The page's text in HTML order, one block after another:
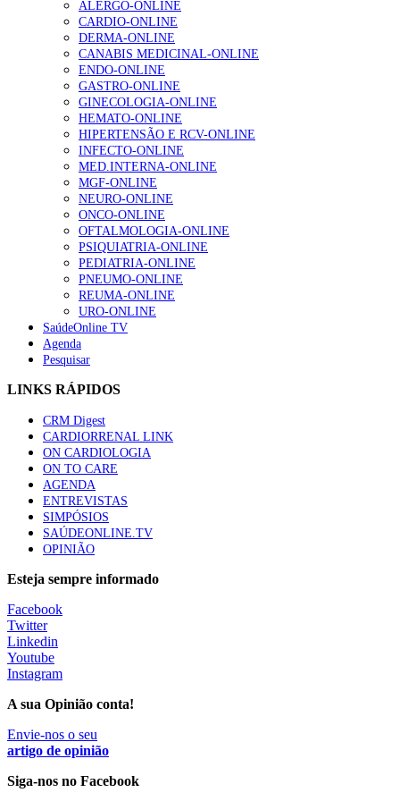
NOTÍCIAS MAIS LIDAS
Enfermagem Forense. “Da urgência ao tribunal, cada
gesto conta e cada profissional faz a diferença”
202 visualizações
Alguns milhares de utentes podem ficar sem médico de
família com nova regras do registo, alerta associação
155 visualizações
1.º Episódio do Podcast “Frequência Cardio – Sintoniza-
te na Insuficiência Cardíaca” da Bayer
99 visualizações
“Os programas de rastreio do cancro do pulmão são
sustentável para os sistemas de saúde”
Quase quatro em cada dez doentes com enfarte
apresentavam níveis elevados de Lp(a), revela estudo
86 visualizações
mama triplo negativo metastático em doentes não
MAIS NOTÍCIAS
Quase 11.900 jovens recorreram aos cheques psicólogo e
nutricionista no primeiro mês
7 Ago, 2026|0 Comments
ALERGO-ONLINE
CARDIO-ONLINE
DERMA-ONLINE
CANABIS MEDICINAL-ONLINE
ENDO-ONLINE
GASTRO-ONLINE
GINECOLOGIA-ONLINE
HEMATO-ONLINE
HIPERTENSÃO E RCV-ONLINE
INFECTO-ONLINE
MED.INTERNA-ONLINE
MGF-ONLINE
NEURO-ONLINE
ONCO-ONLINE
OFTALMOLOGIA-ONLINE
PSIQUIATRIA-ONLINE
PEDIATRIA-ONLINE
PNEUMO-ONLINE
REUMA-ONLINE
URO-ONLINE
SaúdeOnline TV
Agenda
Pesquisar
LINKS RÁPIDOS
CRM Digest
CARDIORRENAL LINK
ON CARDIOLOGIA
ON TO CARE
AGENDA
ENTREVISTAS
SIMPÓSIOS
SAÚDEONLINE.TV
OPINIÃO
Esteja sempre informado
Facebook
Twitter
Linkedin
Youtube
Instagram
A sua Opinião conta!
Envie-nos o seu
artigo de opinião
Siga-nos no Facebook